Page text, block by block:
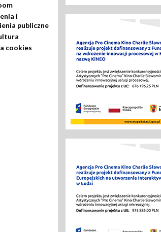
i
publiczne
cookies